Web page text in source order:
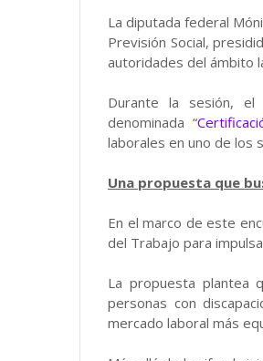
La diputada federal
Previsión Social,
autoridades del ámbito
Durante la sesión, el
denominada “
laborales en uno de los
Una propuesta que
En el marco de este
del Trabajo para
La propuesta plantea
personas con
mercado laboral más